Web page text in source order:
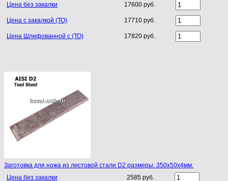
Цена без закалки
17600 руб.
Цена с закалкой (ТО) 17710 руб.
Цена Шлифованной с (ТО) 17820 руб.
Заготовка для ножа из листовой стали D2 размеры: 350х50х4мм.
Цена без закалки
2585 руб.